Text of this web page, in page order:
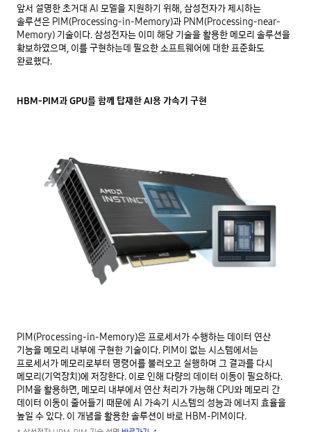
앞서 설명한 초거대 AI 모델을 지원하기 위해, 삼성전자가 제시하는
솔루션은 PIM(Processing-in-Memory)과 PNM(Processing-near-
Memory) 기술이다. 삼성전자는 이미 해당 기술을 활용한 메모리 솔루션을
확보하였으며, 이를 구현하는데 필요한 소프트웨어에 대한 표준화도
완료했다.
HBM-PIM과 GPU를 함께 탑재한 AI용 가속기 구현
PIM(Processing-in-Memory)은 프로세서가 수행하는 데이터 연산
기능을 메모리 내부에 구현한 기술이다. PIM이 없는 시스템에서는
프로세서가 메모리로부터 명령어를 불러오고 실행하며 그 결과를 다시
메모리(기억장치)에 저장한다. 이로 인해 다량의 데이터 이동이 필요하다.
PIM을 활용하면, 메모리 내부에서 연산 처리가 가능해 CPU와 메모리 간
데이터 이동이 줄어들기 때문에 AI 가속기 시스템의 성능과 에너지 효율을
높일 수 있다. 이 개념을 활용한 솔루션이 바로 HBM-PIM이다.